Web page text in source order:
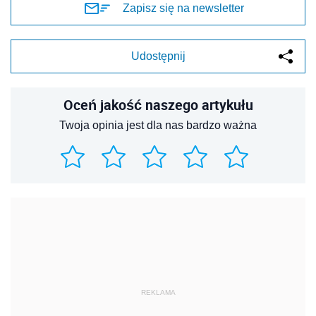
Zapisz się na newsletter
Udostępnij
Oceń jakość naszego artykułu
Twoja opinia jest dla nas bardzo ważna
REKLAMA